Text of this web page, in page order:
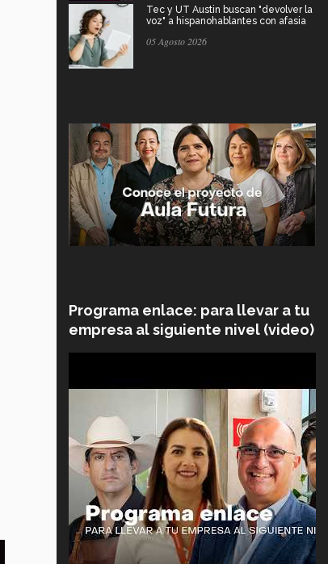
Tec y UT Austin buscan "devolver la
voz" a hispanohablantes con afasia
05 Agosto 2026
Programa enlace: para llevar a tu
empresa al siguiente nivel (video)